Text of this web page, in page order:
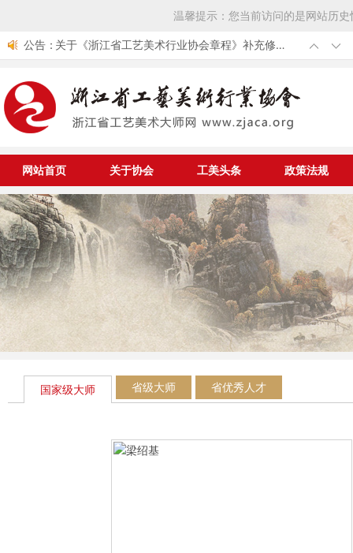
温馨提示：您当前访问的是网站历
公告：关于《浙江省工艺美术行业协会章程》补充修改
的通知
第七届中国工艺美术大师评选结果公布 我省新增
艺品交易会
关于举办中华优秀传统文化传承发展工程大国非
遗工匠专项公益工程工美项目大国非遗工匠认定
与资助仪式的通知
中国轻工业联合会《关于开展第七届中国工艺美
术大师评选工作的通知》
网站首页 关于协会 工美头条 政策法规
国家级大师 省级大师 省优秀人才